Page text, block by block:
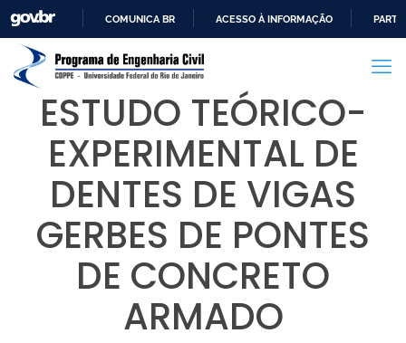
PARA
CONTEÚDO
COMUNICA BR ACESSO À INFORMAÇÃO
ESTUDO TEÓRICO-
EXPERIMENTAL DE
DENTES DE VIGAS
GERBES DE PONTES
DE CONCRETO
ARMADO